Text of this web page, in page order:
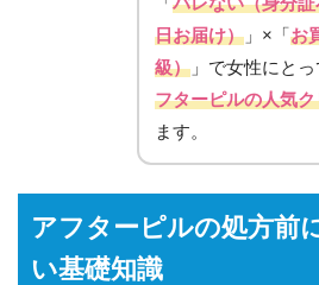
日お届け） 」×「お
級） 」で女性にと
フターピルの人気
ます。
アフターピルの処方前
い基礎知識